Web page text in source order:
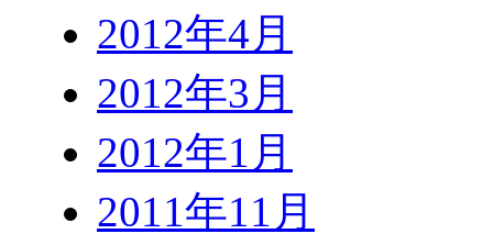
2012年4月
2012年3月
2012年1月
2011年11月